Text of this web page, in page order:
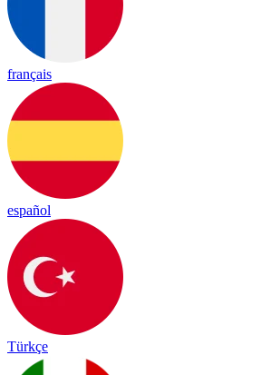
français
español
Türkçe